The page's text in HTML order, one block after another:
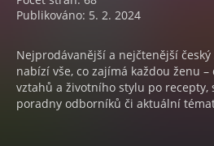
Publikováno: 5. 2. 2024
Nejprodávanější a nejčtenější
nabízí vše, co zajímá každou ženu –
vztahů a životního stylu po recepty,
poradny odborníků či aktuální